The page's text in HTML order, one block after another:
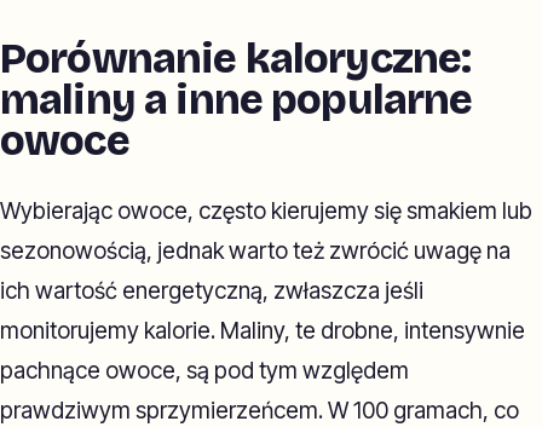
Porównanie kaloryczne:
maliny a inne popularne
owoce
Wybierając owoce, często kierujemy się smakiem lub
sezonowością, jednak warto też zwrócić uwagę na
ich wartość energetyczną, zwłaszcza jeśli
monitorujemy kalorie. Maliny, te drobne, intensywnie
pachnące owoce, są pod tym względem
prawdziwym sprzymierzeńcem. W 100 gramach, co